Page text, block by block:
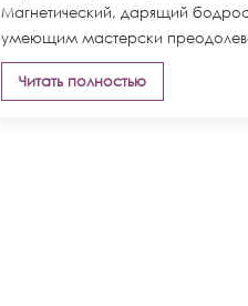
Магнетический, дарящий
умеющим мастерски
Читать полностью